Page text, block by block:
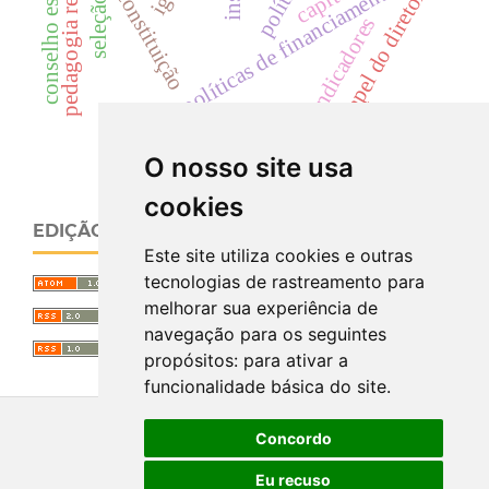
O nosso site usa
cookies
Este site utiliza cookies e outras
tecnologias de rastreamento para
melhorar sua experiência de
navegação para os seguintes
propósitos: para ativar a
funcionalidade básica do site.
Concordo
Eu recuso
políticas de financiamento
constituição indicadores
papel do diretor
EDIÇÃO ATUAL